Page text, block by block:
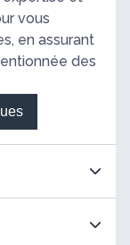
vous
en assurant
des